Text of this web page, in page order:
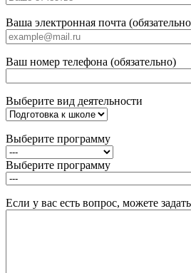
Ваша электронная почта
Ваш номер телефона (обязательно)
Выберите вид деятельности
Выберите программу
Выберите программу
Если у вас есть вопрос, можете задать